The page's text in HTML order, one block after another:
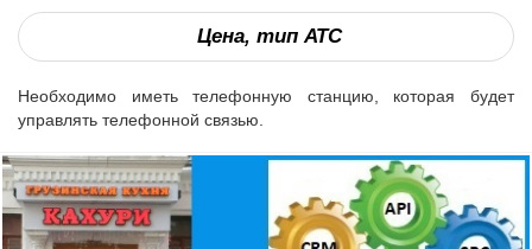
Цена, тип АТС
Необходимо иметь телефонную станцию, которая будет
управлять телефонной связью.